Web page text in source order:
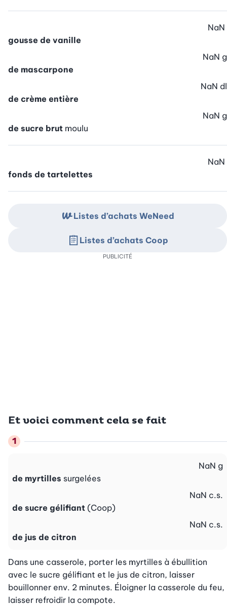
gousse de vanille
NaN
de mascarpone
NaN g
de crème entière
NaN dl
de sucre brut moulu
NaN g
fonds de tartelettes
NaN
Et voici comment cela se fait
de myrtilles surgelées
NaN g
de sucre gélifiant (Coop)
NaN c.s.
de jus de citron
NaN c.s.
Dans une casserole, porter les myrtilles à ébullition
avec le sucre gélifiant et le jus de citron, laisser
bouillonner env. 2 minutes. Éloigner la casserole du feu,
laisser refroidir la compote.
Listes d’achats WeNeed
Listes d’achats Coop
PUBLICITÉ